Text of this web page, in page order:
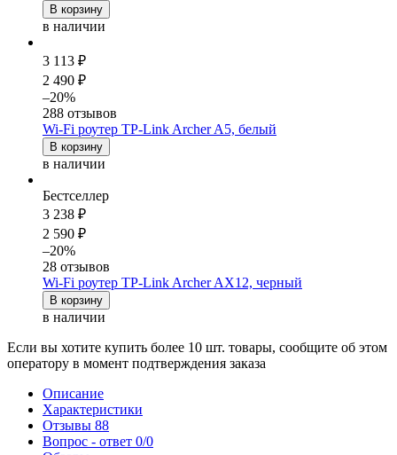
В корзину
в наличии
3 113 ₽
2 490 ₽
–20%
288 отзывов
Wi-Fi роутер TP-Link Archer A5, белый
В корзину
в наличии
Бестселлер
3 238 ₽
2 590 ₽
–20%
28 отзывов
Wi-Fi роутер TP-Link Archer AX12, черный
В корзину
в наличии
Если вы хотите купить более 10 шт. товары, сообщите об этом
оператору в момент подтверждения заказа
Описание
Характеристики
Отзывы 88
Вопрос - ответ 0/0